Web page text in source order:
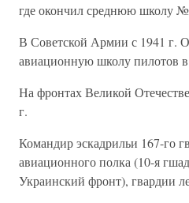
где окончил среднюю школу №
В Советской Армии с 1941 г.
авиационную школу пилотов в
На фронтах Великой
г.
Командир эскадрильи 167-го
авиационного полка (10-я
Украинский фронт), гвардии